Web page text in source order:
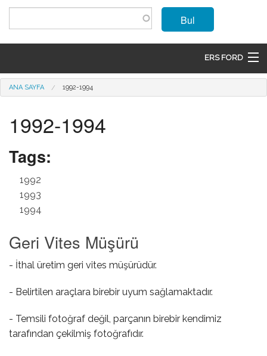
Ana içeriğe atla
Bul
ERS FORD
ANASAYFA
MODELLER
ÜRÜNLER
ÜYE OL
GIRIŞ
SEPET
Buradasınız
ANA SAYFA 1992-1994
1992-1994
Tags:
1992
1993
1994
Geri Vites Müşürü
- İthal üretim geri vites müşürüdür.
- Belirtilen araçlara birebir uyum sağlamaktadır.
- Temsili fotoğraf değil, parçanın birebir kendimiz
tarafından çekilmiş fotoğrafıdır.